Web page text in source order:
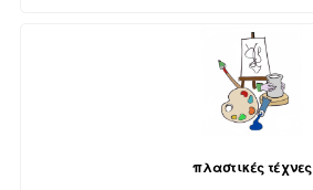
πλαστικές τέχνες